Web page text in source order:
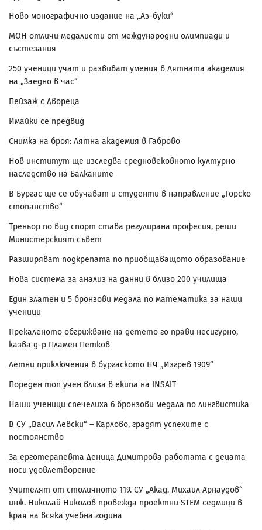
Ново монографично издание на „Аз-буки“
МОН отличи медалисти от международни олимпиади и
състезания
250 ученици учат и развиват умения в Лятната академия
на „Заедно в час“
Пейзаж с Двореца
Имайки се предвид
Снимка на броя: Лятна академия в Габрово
Нов институт ще изследва средновековното културно
наследство на Балканите
В Бургас ще се обучават и студенти в направление „Горско
стопанство“
Треньор по вид спорт става регулирана професия, реши
Министерският съвет
Разширяват подкрепата по приобщаващото образование
Нова система за анализ на данни в близо 200 училища
Един златен и 5 бронзови медала по математика за наши
ученици
Прекаленото обгрижване на детето го прави несигурно,
казва д-р Пламен Петков
Летни приключения в бургаското НЧ „Изгрев 1909“
Пореден топ учен влиза в екипа на INSAIT
Наши ученици спечелиха 6 бронзови медала по лингвистика
В СУ „Васил Левски“ – Карлово, градят успехите с
постоянство
За ерготерапевта Деница Димитрова работата с децата
носи удовлетворение
Учителят от столичното 119. СУ „Акад. Михаил Арнаудов“
инж. Николай Николов провежда проектни STEM седмици в
края на всяка учебна година